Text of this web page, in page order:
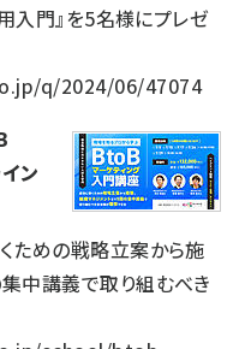
入門』を5名様にプレゼ
q/2024/06/47074
ン
ための戦略立案から施
集中講義で取り組むべき